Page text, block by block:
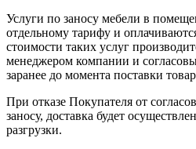
Услуги по заносу мебели в
отдельному тарифу и
стоимости таких услуг
менеджером компании и
заранее до момента поставки
При отказе Покупателя от
заносу, доставка будет
разгрузки.